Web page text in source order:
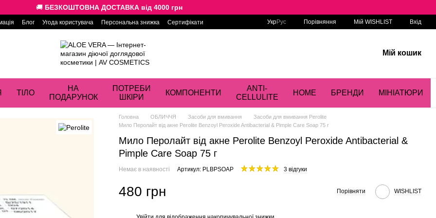
🚚 БЕЗКОШТОВНА ДОСТАВКА від 4000 грн
Блог Угода користувача Персональна знижка Сертифікати УкрРус Порівняння Мій WISHLIST Вхід
Мій кошик
ТІЛО
НА
ПОДАРУНОК
ПОТРЕБИ
ШКІРИ
КОМПОНЕНТИ
ANTI-
CELLULITE
HOME БРЕНДИ МІНІАТЮРИ
Головна ОБЛИЧЧЯ Засоби для вмивання
Засоби для вмивання Perolite
Мило Перолайт від акне Perolite Benzoyl Peroxide Antibacterial & Pimple Care Soap 75 г
Мило Перолайт від акне Perolite Benzoyl Peroxide Antibacterial &
Pimple Care Soap 75 г
Немає в наявності Артикул: PLBPSOAP 3 відгуки
480 грн Порівняти WISHLIST